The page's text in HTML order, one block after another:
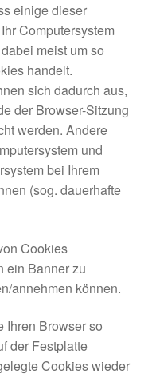
einige dieser
Computersystem
meist um so
handelt.
sich dadurch aus,
der Browser-Sitzung
werden. Andere
und
bei Ihrem
(sog. dauerhafte
Cookies
ein Banner zu
annehmen können.
Ihren Browser so
der Festplatte
Cookies wieder